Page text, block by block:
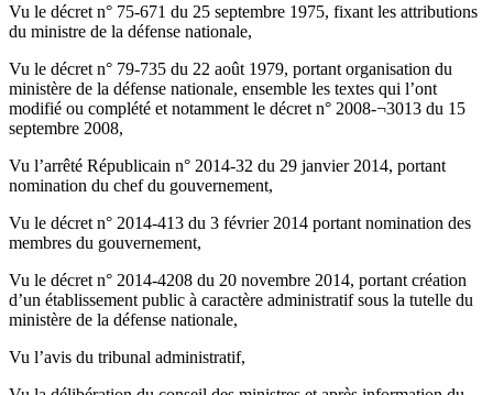
Vu le décret n° 75-671 du 25 septembre 1975, fixant les attributions
du ministre de la défense nationale,
Vu le décret n° 79-735 du 22 août 1979, portant organisation du
ministère de la défense nationale, ensemble les textes qui l’ont
modifié ou complété et notamment le décret n° 2008-¬3013 du 15
septembre 2008,
Vu l’arrêté Républicain n° 2014-32 du 29 janvier 2014, portant
nomination du chef du gouvernement,
Vu le décret n° 2014-413 du 3 février 2014 portant nomination des
membres du gouvernement,
Vu le décret n° 2014-4208 du 20 novembre 2014, portant création
d’un établissement public à caractère administratif sous la tutelle du
ministère de la défense nationale,
Vu l’avis du tribunal administratif,